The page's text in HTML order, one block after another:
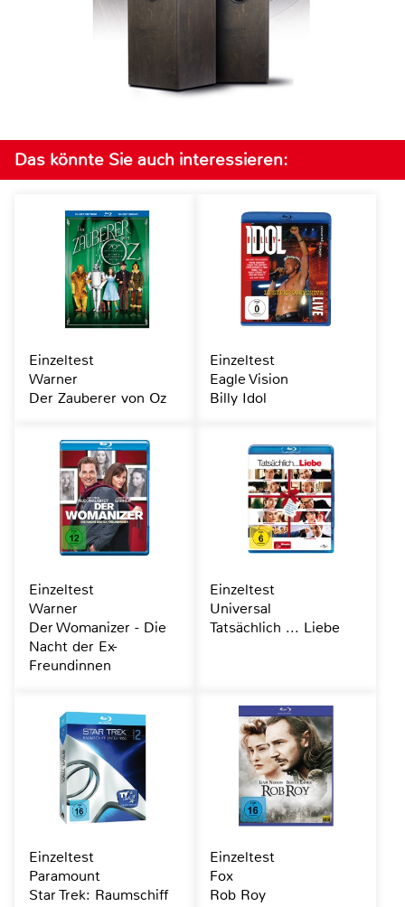
Das könnte Sie auch interessieren:
Einzeltest
Warner
Der Zauberer von Oz
Einzeltest
Eagle Vision
Billy Idol
Einzeltest
Warner
Der Womanizer - Die
Nacht der Ex-
Freundinnen
Einzeltest
Universal
Tatsächlich ... Liebe
Einzeltest
Paramount
Star Trek: Raumschiff
Einzeltest
Fox
Rob Roy